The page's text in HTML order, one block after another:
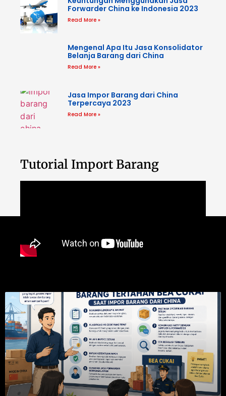
Forwarder China ke Indonesia 2023
Read More »
Mengenal Apa Itu Jasa Konsolidator
Belanja Barang dari China
Read More »
Jasa Impor Barang dari China
Terpercaya 2023
Read More »
Tutorial Import Barang